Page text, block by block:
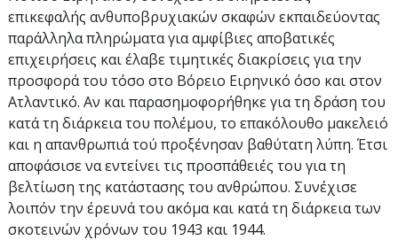
επικεφαλής ανθυποβρυχιακών σκαφών εκπαιδεύοντας
παράλληλα πληρώματα για αμφίβιες αποβατικές
επιχειρήσεις και έλαβε τιμητικές διακρίσεις για την
προσφορά του τόσο στο Βόρειο Ειρηνικό όσο και στον
Ατλαντικό. Αν και παρασημοφορήθηκε για τη δράση του
κατά τη διάρκεια του πολέμου, το επακόλουθο μακελειό
και η απανθρωπιά τού προξένησαν βαθύτατη λύπη. Έτσι
αποφάσισε να εντείνει τις προσπάθειές του για τη
βελτίωση της κατάστασης του ανθρώπου. Συνέχισε
λοιπόν την έρευνά του ακόμα και κατά τη διάρκεια των
σκοτεινών χρόνων του 1943 και 1944.